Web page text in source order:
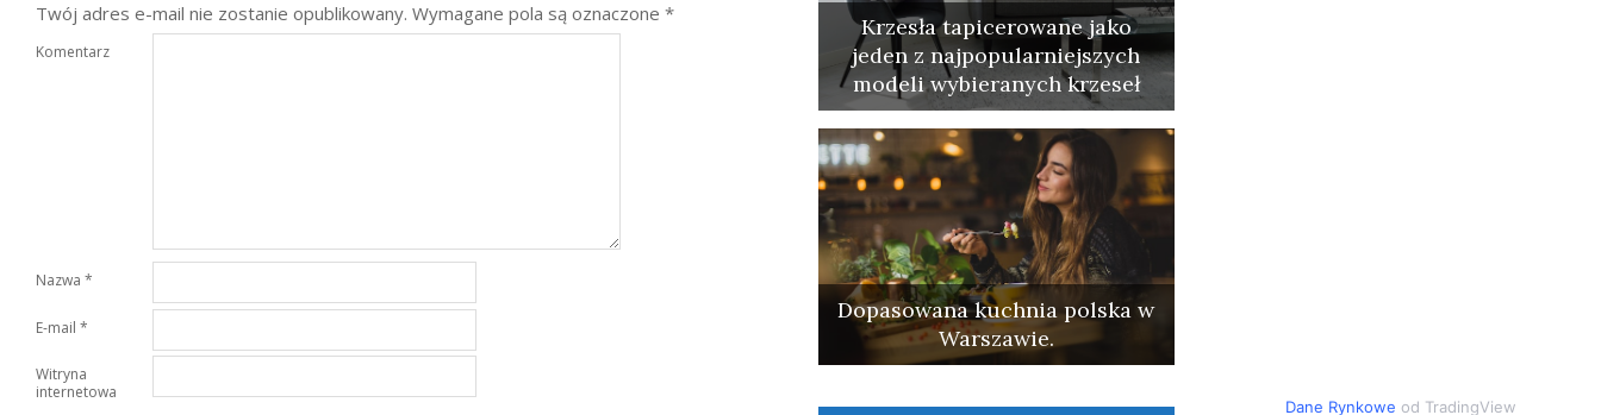
Twój adres e-mail nie zostanie opublikowany. Wymagane pola są oznaczone *
Komentarz
Nazwa *
E-mail *
Witryna
internetowa
Krzesła tapicerowane jako
jeden z najpopularniejszych
modeli wybieranych krzeseł
Dopasowana kuchnia polska w
Warszawie.
Dane Rynkowe od TradingView